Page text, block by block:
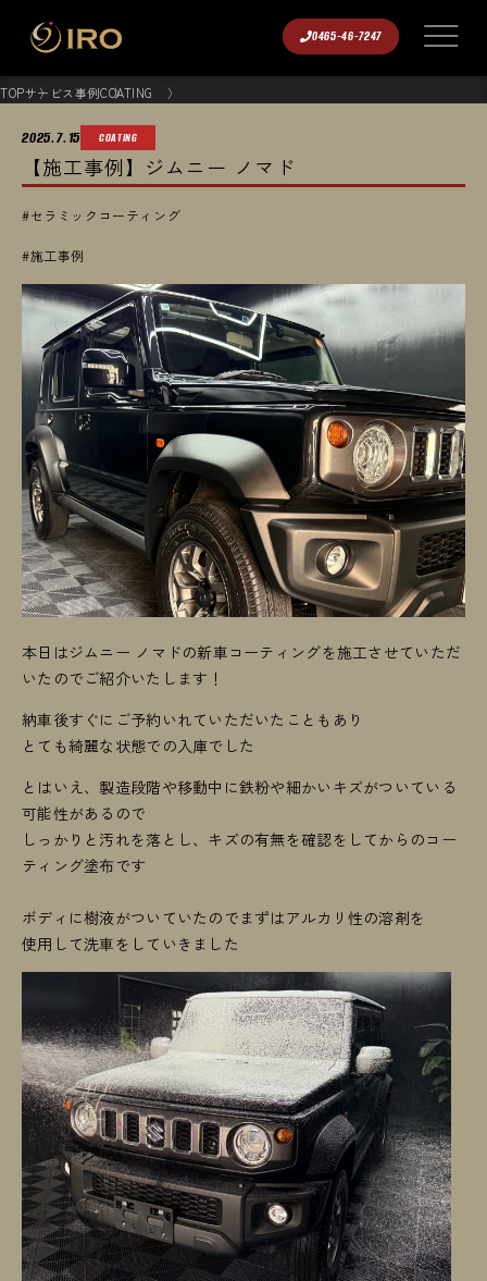
0465-46-7247
TOPサービス事例COATING
2025.7.15 COATING
【施工事例】ジムニー ノマド
#セラミックコーティング
#施工事例
本日はジムニー ノマドの新車コーティングを施工させていただ
いたのでご紹介いたします！
納車後すぐにご予約いれていただいたこともあり
とても綺麗な状態での入庫でした
とはいえ、製造段階や移動中に鉄粉や細かいキズがついている
可能性があるので
しっかりと汚れを落とし、キズの有無を確認をしてからのコー
ティング塗布です
ボディに樹液がついていたのでまずはアルカリ性の溶剤を
使用して洗車をしていきました